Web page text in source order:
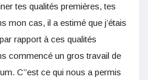
tes qualités premières, tes
mon cas, il a estimé que j’étais
rapport à ces qualités
commencé un gros travail de
C’’est ce qui nous a permis